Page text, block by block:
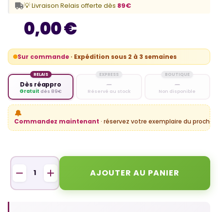
0,00 €
Sur commande · Expédition sous 2 à 3 semaines
RELAIS
Dès réappro
Gratuit dès 89€
EXPRESS
—
Réservé au stock
BOUTIQUE
—
Non disponible
🔔
Commandez maintenant · réservez votre exemplaire du
💡 Livraison Relais offerte dès 89€
AJOUTER AU PANIER